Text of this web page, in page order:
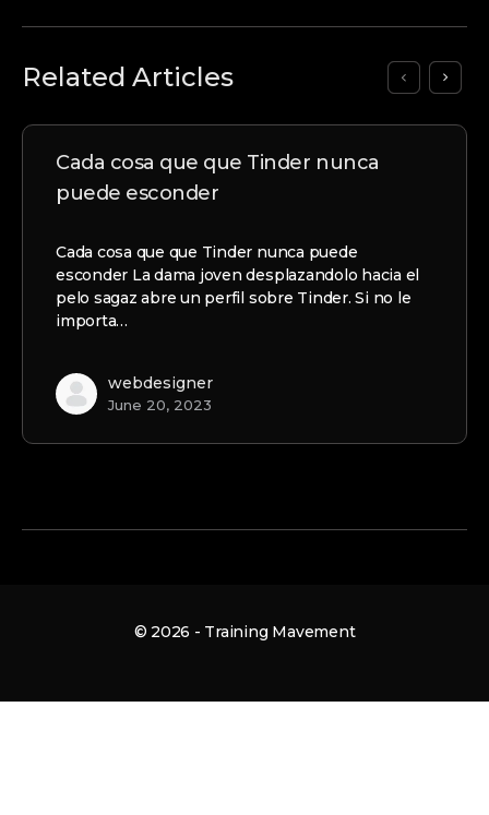
Related Articles
Cada cosa que que Tinder nunca
puede esconder
Cada cosa que que Tinder nunca puede
esconder La dama joven desplazandolo hacia el
pelo sagaz abre un perfil sobre Tinder. Si no le
importa…
webdesigner
June 20, 2023
© 2026 - Training Mavement